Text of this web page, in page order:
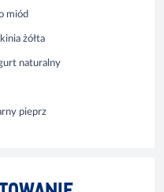
miód
żółta
naturalny
pieprz